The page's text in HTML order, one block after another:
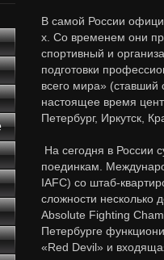
В самой России
х. Со временем они
спортивный и
подготовки
всего мира»
настоящее время
Петербург, Иркутск,
На сегодня в России
поединкам.
IAFC) со штаб-
сложности несколько
Absolute Fighting
Петербурге
«Red Devil» и